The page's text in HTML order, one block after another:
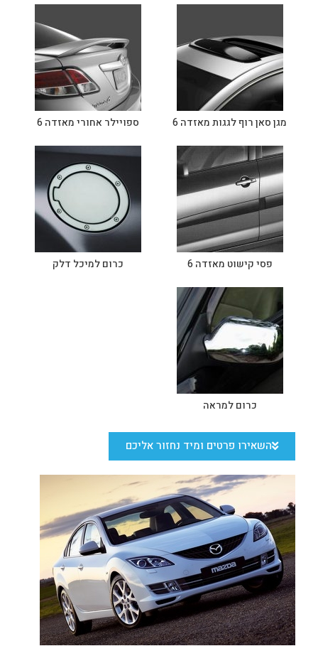
מגן סאן רוף לגגות מאזדה 6 ספויילר אחורי מאזדה 6
פסי קישוט מאזדה 6 כרום למיכל דלק
כרום למראה
השאירו פרטים ומיד נחזור אליכם